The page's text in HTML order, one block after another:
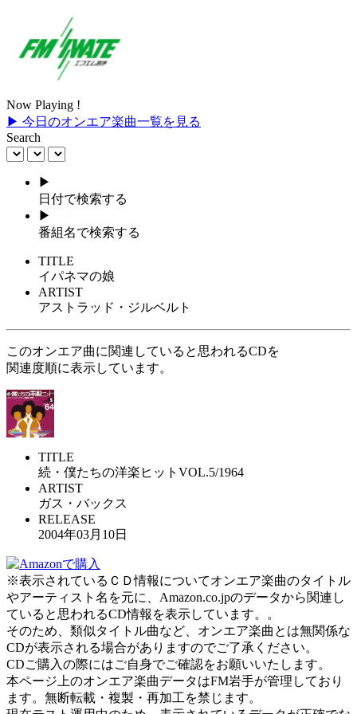
Now Playing !
▶ 今日のオンエア楽曲一覧を見る
Search
▶
日付で検索する
▶
番組名で検索する
TITLE
イパネマの娘
ARTIST
アストラッド・ジルベルト
このオンエア曲に関連していると思われるCDを
関連度順に表示しています。
TITLE
続・僕たちの洋楽ヒットVOL.5/1964
ARTIST
ガス・バックス
RELEASE
2004年03月10日
※表示されているＣＤ情報についてオンエア楽曲のタイトル
やアーティスト名を元に、Amazon.co.jpのデータから関連し
ていると思われるCD情報を表示しています。。
そのため、類似タイトル曲など、オンエア楽曲とは無関係な
CDが表示される場合がありますのでご了承ください。
CDご購入の際にはご自身でご確認をお願いいたします。
本ページ上のオンエア楽曲データはFM岩手が管理しており
ます。無断転載・複製・再加工を禁じます。